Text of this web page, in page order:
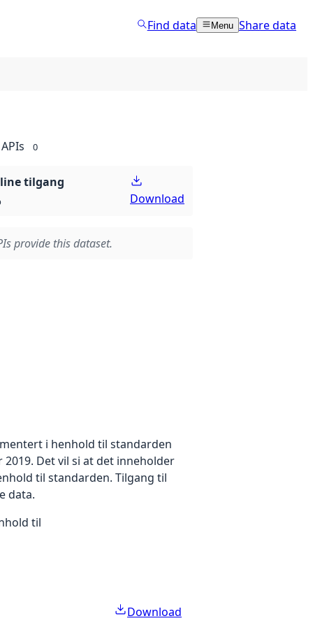
Find data Menu Share data
APIs 0
tilgang
Download
provide this dataset.
i henhold til standarden
Det vil si at det inneholder
til standarden. Tilgang til
data.
til
Download